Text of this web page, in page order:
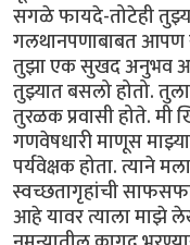
सगळे फायदे-तोटेही
गलथानपणाबाबत
तुझा एक सुखद अनुभव
तुझ्यात बसलो होतो.
तुरळक प्रवासी होते.
गणवेषधारी माणूस
पर्यवेक्षक होता. त्याने
स्वच्छतागृहांची
आहे यावर त्याला माझे